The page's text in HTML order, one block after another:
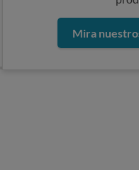
Mira